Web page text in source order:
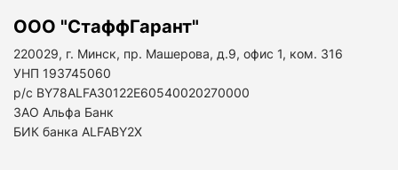
ООО "СтаффГарант"
220029, г. Минск, пр. Машерова, д.9, офис 1, ком. 316
УНП 193745060
р/с BY78ALFA30122E60540020270000
ЗАО Альфа Банк
БИК банка ALFABY2X